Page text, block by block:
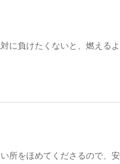
に負けたくないと、燃え
い所をほめてくださるので